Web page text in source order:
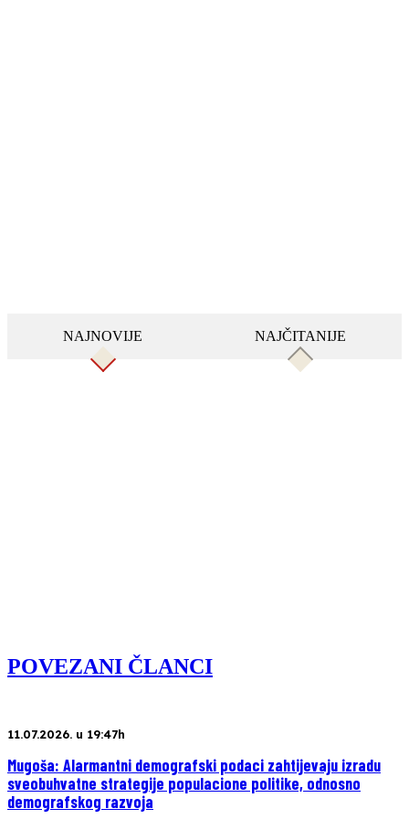
NAJNOVIJE NAJČITANIJE
POVEZANI ČLANCI
11.07.2026. u 19:47h
Mugoša: Alarmantni demografski podaci zahtijevaju izradu
sveobuhvatne strategije populacione politike, odnosno
demografskog razvoja